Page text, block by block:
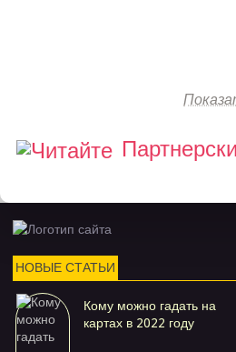
НОВЫЕ СТАТЬИ
Кому можно гадать на
картах в 2022 году